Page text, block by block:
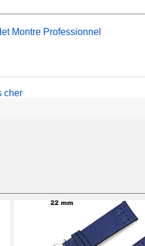
Boucle ardillonsur notre
à disposition.
Montre Professionnel
cher